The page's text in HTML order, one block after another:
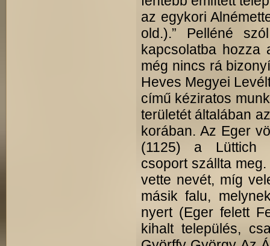
az egykori
old.).” Pelléné
kapcsolatba hozza
még nincs rá
Heves Megyei
című kéziratos
területét általában
korában. Az Eger
(1125) a Lüttich
csoport szállta
vette nevét, míg
másik falu,
nyert (Eger felett
kihalt település,